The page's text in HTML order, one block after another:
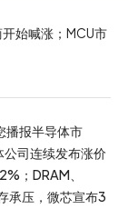
始喊涨；MCU市
播报半导体市
司连续发布涨价
；DRAM、
承压，微芯宣布3